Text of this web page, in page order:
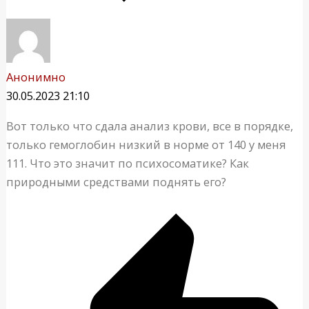
Анонимно
30.05.2023 21:10
Вот только что сдала анализ крови, все в порядке,
только гемоглобин низкий в норме от 140 у меня
111. Что это значит по психосоматике? Как
природными средствами поднять его?